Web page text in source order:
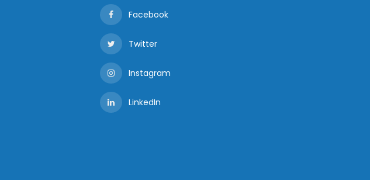
Facebook
Twitter
Instagram
LinkedIn